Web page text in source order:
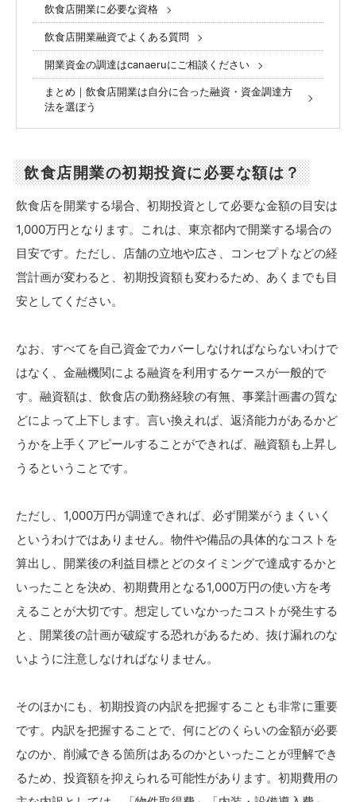
飲食店開業に必要な資格
飲食店開業融資でよくある質問
開業資金の調達はcanaeruにご相談ください
まとめ｜飲食店開業は自分に合った融資・資金調達方
法を選ぼう
飲食店開業の初期投資に必要な額は？
飲食店を開業する場合、初期投資として必要な金額の目安は
1,000万円となります。これは、東京都内で開業する場合の
目安です。ただし、店舗の立地や広さ、コンセプトなどの経
営計画が変わると、初期投資額も変わるため、あくまでも目
安としてください。
なお、すべてを自己資金でカバーしなければならないわけで
はなく、金融機関による融資を利用するケースが一般的で
す。融資額は、飲食店の勤務経験の有無、事業計画書の質な
どによって上下します。言い換えれば、返済能力があるかど
うかを上手くアピールすることができれば、融資額も上昇し
うるということです。
ただし、1,000万円が調達できれば、必ず開業がうまくいく
というわけではありません。物件や備品の具体的なコストを
算出し、開業後の利益目標とどのタイミングで達成するかと
いったことを決め、初期費用となる1,000万円の使い方を考
えることが大切です。想定していなかったコストが発生する
と、開業後の計画が破綻する恐れがあるため、抜け漏れのな
いように注意しなければなりません。
そのほかにも、初期投資の内訳を把握することも非常に重要
です。内訳を把握することで、何にどのくらいの金額が必要
なのか、削減できる箇所はあるのかといったことが理解でき
るため、投資額を抑えられる可能性があります。初期費用の